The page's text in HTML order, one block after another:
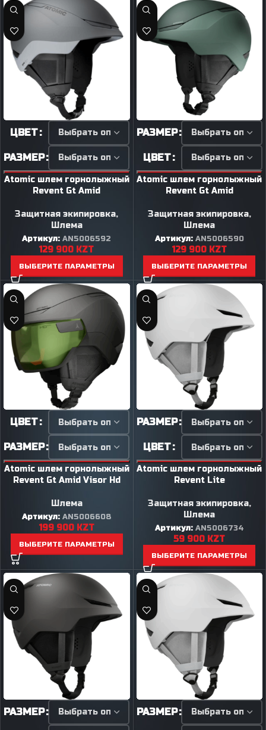
ЦВЕТ
РАЗМЕР
Atomic шлем горнолыжный
Revent Gt Amid
Защитная экипировка,
Шлема
Артикул:AN5006592
129 900 KZT
ВЫБЕРИТЕ ПАРАМЕТРЫ
РАЗМЕР
ЦВЕТ
Atomic шлем горнолыжный
Revent Gt Amid
Защитная экипировка,
Шлема
Артикул: AN5006590
129 900 KZT
ВЫБЕРИТЕ ПАРАМЕТРЫ
ЦВЕТ
РАЗМЕР
Atomic шлем горнолыжный
Revent Gt Amid Visor Hd
Шлема
Артикул: AN5006608
199 900 KZT
ВЫБЕРИТЕ ПАРАМЕТРЫ
РАЗМЕР
ЦВЕТ
Atomic шлем горнолыжный
Revent Lite
Защитная экипировка,
Шлема
Артикул: AN5006734
59 900 KZT
ВЫБЕРИТЕ ПАРАМЕТРЫ
РАЗМЕР РАЗМЕР